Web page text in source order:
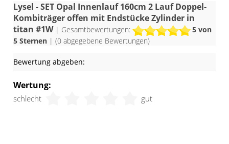
Lysel - SET Opal Innenlauf 160cm 2 Lauf Doppel-
Kombiträger offen mit Endstücke Zylinder in
titan #1W| Gesamtbewertungen: 5von
5 Sternen | (0 abgegebene Bewertungen)
Bewertung abgeben:
Wertung:
schlecht gut